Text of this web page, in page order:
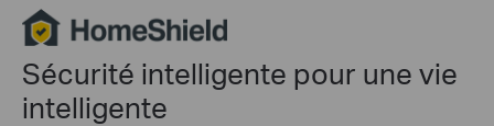
Sécurité intelligente pour une vie
intelligente